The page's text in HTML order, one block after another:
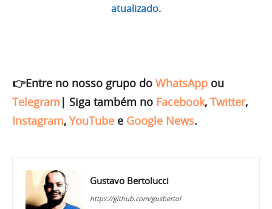
atualizado.
👉Entre no nosso grupo do WhatsApp ou
Telegram | Siga também no Facebook, Twitter,
Instagram, YouTube e Google News.
Gustavo Bertolucci
https://github.com/gusbertol